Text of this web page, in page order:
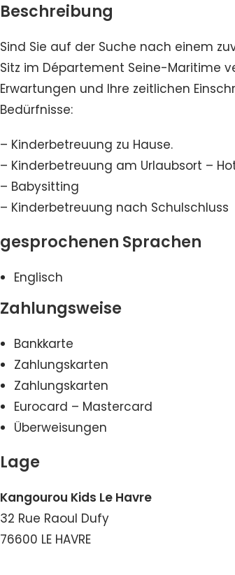
Beschreibung
Sind Sie auf der Suche nach einem
Sitz im Département Seine-Maritime
Erwartungen und Ihre zeitlichen
Bedürfnisse:
– Kinderbetreuung zu Hause.
– Kinderbetreuung am Urlaubsort –
– Babysitting
– Kinderbetreuung nach Schulschluss
gesprochenen Sprachen
Englisch
Zahlungsweise
Bankkarte
Zahlungskarten
Zahlungskarten
Eurocard – Mastercard
Überweisungen
Lage
Kangourou Kids Le Havre
32 Rue Raoul Dufy
76600 LE HAVRE